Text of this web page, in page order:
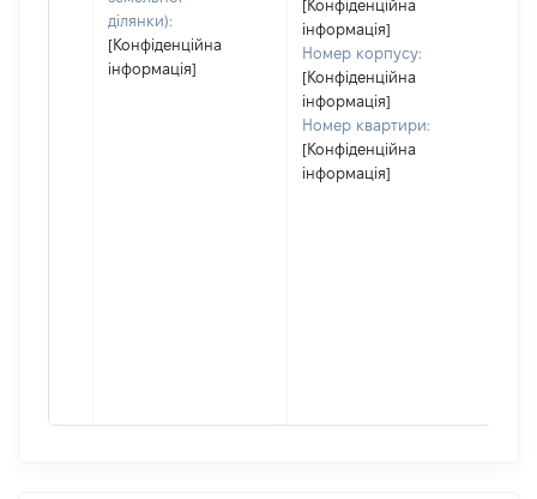
ділянки):
[Конфіденційна
інформація]
[Конфіденційна
інформація]
Номер корпусу:
[Конфіденційна
інформація]
Номер квартири:
[Конфіденційна
інформація]